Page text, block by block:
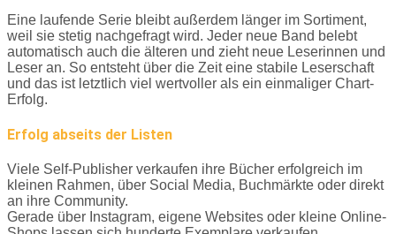
Eine laufende Serie bleibt außerdem länger im Sortiment,
weil sie stetig nachgefragt wird. Jeder neue Band belebt
automatisch auch die älteren und zieht neue Leserinnen und
Leser an. So entsteht über die Zeit eine stabile Leserschaft
und das ist letztlich viel wertvoller als ein einmaliger Chart-
Erfolg.
Erfolg abseits der Listen
Viele Self-Publisher verkaufen ihre Bücher erfolgreich im
kleinen Rahmen, über Social Media, Buchmärkte oder direkt
an ihre Community.
Gerade über Instagram, eigene Websites oder kleine Online-